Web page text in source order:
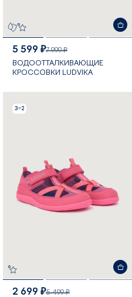
5 599 ₽7 999 ₽
ВОДООТТАЛКИВАЮЩИЕ
КРОССОВКИ LUDVIKA
3=2
2 699 ₽5 499 ₽